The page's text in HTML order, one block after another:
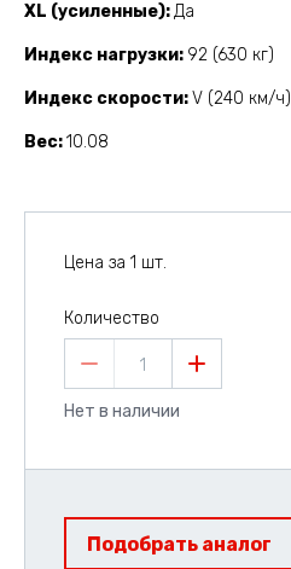
XL (усиленные) Да
Индекс нагрузки 92 (630 кг)
Индекс скорости V (240 км/ч)
Вес 10.08
Цена за 1 шт.
Количество
1
Нет в наличии
Подобрать аналог